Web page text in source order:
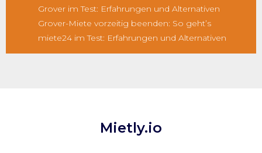
Grover im Test: Erfahrungen und Alternativen
Grover-Miete vorzeitig beenden: So geht’s
miete24 im Test: Erfahrungen und Alternativen
Mietly.io